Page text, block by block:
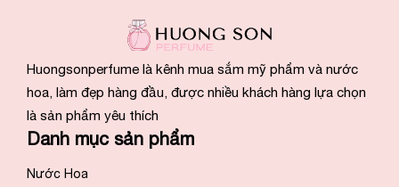
Huongsonperfume là kênh mua sắm mỹ phẩm và nước
hoa, làm đẹp hàng đầu, được nhiều khách hàng lựa chọn
là sản phẩm yêu thích
Danh mục sản phẩm
Nước Hoa